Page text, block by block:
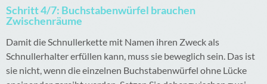
Schritt 4/7: Buchstabenwürfel brauchen
Zwischenräume
Damit die Schnullerkette mit Namen ihren Zweck als
Schnullerhalter erfüllen kann, muss sie beweglich sein. Das ist
sie nicht, wenn die einzelnen Buchstabenwürfel ohne Lücke